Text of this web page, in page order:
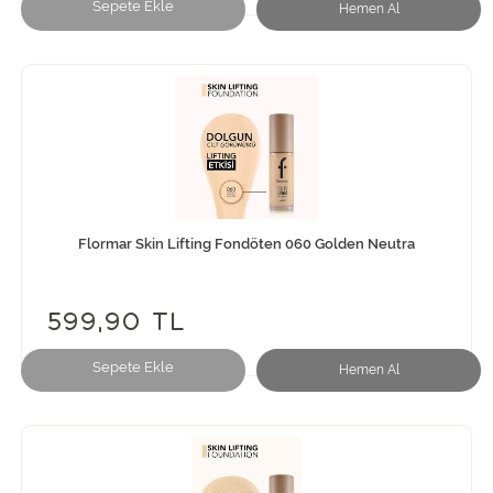
Sepete Ekle Hemen Al
Sepete Ekle Hemen Al
Flormar Skin Lifting Fondöten 060 Golden Neutra
599,90 TL